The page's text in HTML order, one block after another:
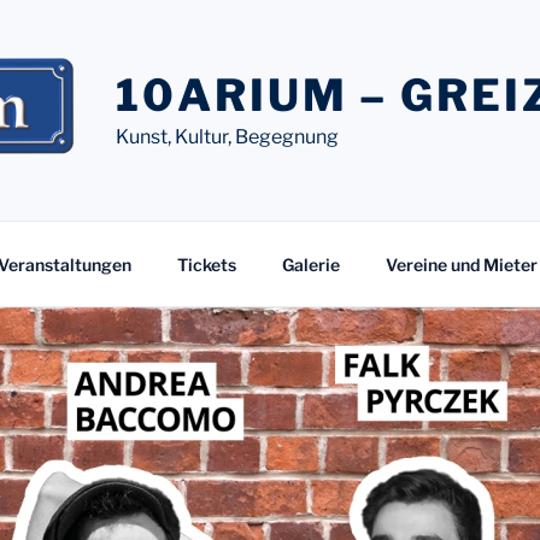
10ARIUM –
Kunst, Kultur, Begegnung
Tickets Galerie Vereine und Mieter